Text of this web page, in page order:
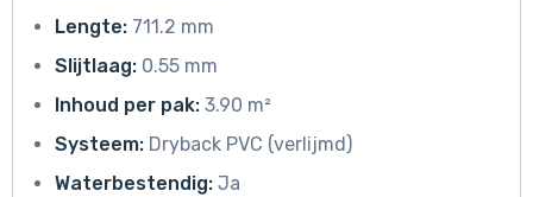
Lengte: 711.2 mm
Slijtlaag: 0.55 mm
Inhoud per pak: 3.90 m²
Systeem: Dryback PVC (verlijmd)
Waterbestendig: Ja